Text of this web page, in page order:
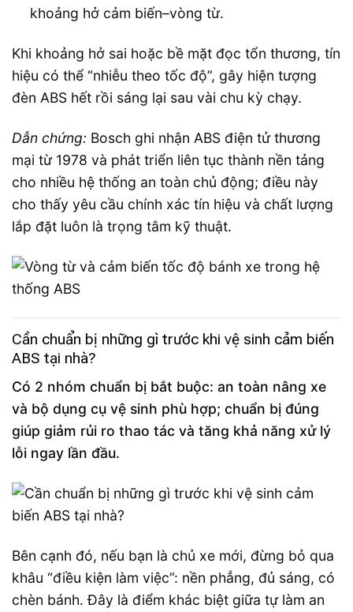
khoảng hở cảm biến–vòng từ.
Khi khoảng hở sai hoặc bề mặt đọc tổn thương, tín
hiệu có thể “nhiễu theo tốc độ”, gây hiện tượng
đèn ABS hết rồi sáng lại sau vài chu kỳ chạy.
Dẫn chứng: Bosch ghi nhận ABS điện tử thương
mại từ 1978 và phát triển liên tục thành nền tảng
cho nhiều hệ thống an toàn chủ động; điều này
cho thấy yêu cầu chính xác tín hiệu và chất lượng
lắp đặt luôn là trọng tâm kỹ thuật.
Cần chuẩn bị những gì trước khi vệ sinh cảm biến
ABS tại nhà?
Có 2 nhóm chuẩn bị bắt buộc: an toàn nâng xe
và bộ dụng cụ vệ sinh phù hợp; chuẩn bị đúng
giúp giảm rủi ro thao tác và tăng khả năng xử lý
lỗi ngay lần đầu.
Bên cạnh đó, nếu bạn là chủ xe mới, đừng bỏ qua
khâu “điều kiện làm việc”: nền phẳng, đủ sáng, có
chèn bánh. Đây là điểm khác biệt giữa tự làm an